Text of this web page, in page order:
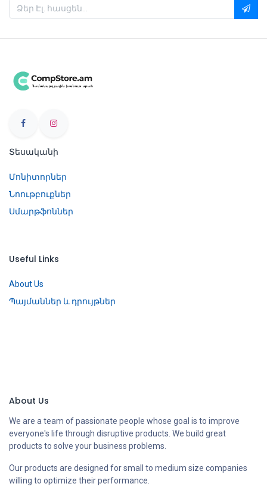
Տեսականի
Մոնիտորներ
Նոութբուքներ
Սմարթֆոններ
Useful Links
About Us
Պայմաններ և դրույթներ
About Us
We are a team of passionate people whose goal is to improve
everyone's life through disruptive products. We build great
products to solve your business problems.
Our products are designed for small to medium size companies
willing to optimize their performance.